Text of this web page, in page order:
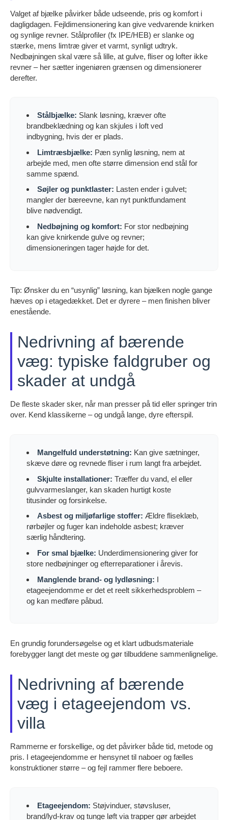
Valget af bjælke påvirker både udseende, pris og komfort i
dagligdagen. Fejldimensionering kan give vedvarende knirken
og synlige revner. Stålprofiler (fx IPE/HEB) er slanke og
stærke, mens limtræ giver et varmt, synligt udtryk.
Nedbøjningen skal være så lille, at gulve, fliser og lofter ikke
revner – her sætter ingeniøren grænsen og dimensionerer
derefter.
Stålbjælke: Slank løsning, kræver ofte
brandbeklædning og kan skjules i loft ved
indbygning, hvis der er plads.
Limtræsbjælke: Pæn synlig løsning, nem at
arbejde med, men ofte større dimension end stål for
samme spænd.
Søjler og punktlaster: Lasten ender i gulvet;
mangler der bæreevne, kan nyt punktfundament
blive nødvendigt.
Nedbøjning og komfort: For stor nedbøjning
kan give knirkende gulve og revner;
dimensioneringen tager højde for det.
Tip: Ønsker du en “usynlig” løsning, kan bjælken nogle gange
hæves op i etagedækket. Det er dyrere – men finishen bliver
enestående.
Nedrivning af bærende
væg: typiske faldgruber og
skader at undgå
De fleste skader sker, når man presser på tid eller springer trin
over. Kend klassikerne – og undgå lange, dyre efterspil.
Mangelfuld understøtning: Kan give sætninger,
skæve døre og revnede fliser i rum langt fra arbejdet.
Skjulte installationer: Træffer du vand, el eller
gulvvarmeslanger, kan skaden hurtigt koste
titusinder og forsinkelse.
Asbest og miljøfarlige stoffer: Ældre fliseklæb,
rørbøjler og fuger kan indeholde asbest; kræver
særlig håndtering.
For smal bjælke: Underdimensionering giver for
store nedbøjninger og efterreparationer i årevis.
Manglende brand- og lydløsning: I
etageejendomme er det et reelt sikkerhedsproblem –
og kan medføre påbud.
En grundig forundersøgelse og et klart udbudsmateriale
forebygger langt det meste og gør tilbuddene sammenlignelige.
Nedrivning af bærende
væg i etageejendom vs.
villa
Rammerne er forskellige, og det påvirker både tid, metode og
pris. I etageejendomme er hensynet til naboer og fælles
konstruktioner større – og fejl rammer flere beboere.
Etageejendom: Støjvinduer, støvsluser,
brand/lyd-krav og tunge løft via trapper gør arbejdet